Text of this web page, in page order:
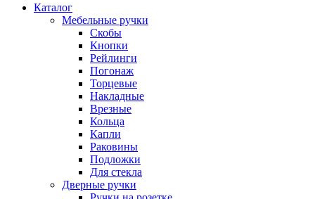
Каталог
Мебельные ручки
Скобы
Кнопки
Рейлинги
Погонаж
Торцевые
Накладные
Врезные
Кольца
Капли
Раковины
Подложки
Для стекла
Дверные ручки